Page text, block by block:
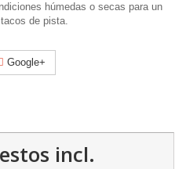
húmedas o secas para un
de pista.
Google+
incl.